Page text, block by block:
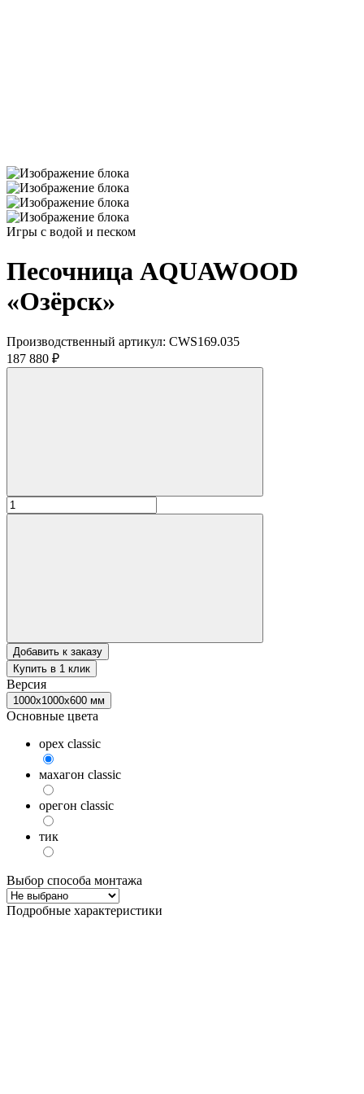
Игры с водой и песком
Песочница AQUAWOOD
«Озёрск»
Производственный артикул: CWS169.035
187 880 ₽
Добавить к заказу
Купить в 1 клик
Версия
1000х1000х600 мм
Основные цвета
орех classic
махагон classic
орегон classic
тик
Выбор способа монтажа
Подробные характеристики